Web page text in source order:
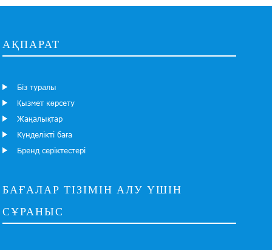
АҚПАРАТ
Біз туралы
Қызмет көрсету
Жаңалықтар
Күнделікті баға
Бренд серіктестері
БАҒАЛАР ТІЗІМІН АЛУ ҮШІН
СҰРАНЫС